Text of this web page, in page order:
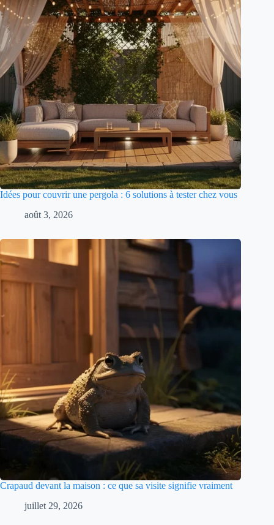
Idées pour couvrir une pergola : 6 solutions à tester chez vous
août 3, 2026
Crapaud devant la maison : ce que sa visite signifie vraiment
juillet 29, 2026